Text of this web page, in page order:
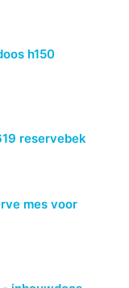
h150
reservebek
mes voor